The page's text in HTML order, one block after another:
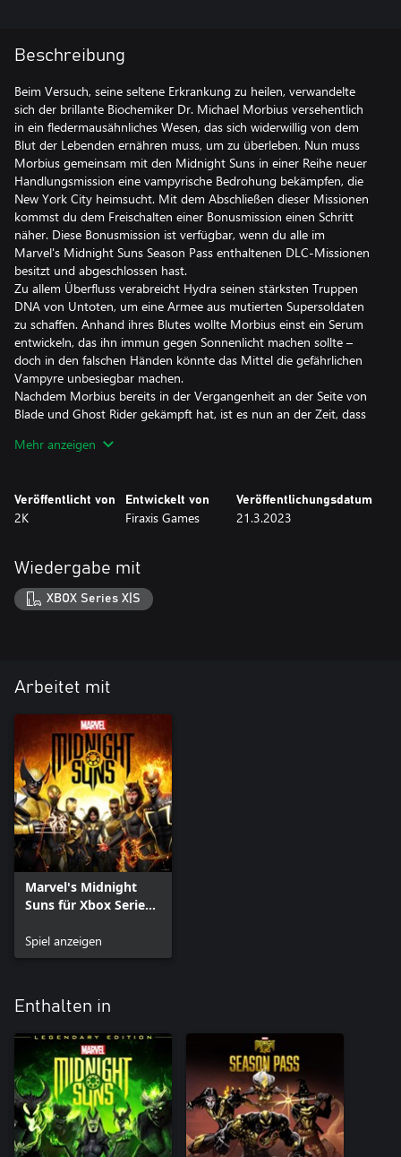
Beschreibung
Beim Versuch, seine seltene Erkrankung zu heilen, verwandelte
sich der brillante Biochemiker Dr. Michael Morbius versehentlich
in ein fledermausähnliches Wesen, das sich widerwillig von dem
Blut der Lebenden ernähren muss, um zu überleben. Nun muss
Morbius gemeinsam mit den Midnight Suns in einer Reihe neuer
Handlungsmission eine vampyrische Bedrohung bekämpfen, die
New York City heimsucht. Mit dem Abschließen dieser Missionen
kommst du dem Freischalten einer Bonusmission einen Schritt
näher. Diese Bonusmission ist verfügbar, wenn du alle im
Marvel's Midnight Suns Season Pass enthaltenen DLC-Missionen
besitzt und abgeschlossen hast.
Zu allem Überfluss verabreicht Hydra seinen stärksten Truppen
DNA von Untoten, um eine Armee aus mutierten Supersoldaten
zu schaffen. Anhand ihres Blutes wollte Morbius einst ein Serum
entwickeln, das ihn immun gegen Sonnenlicht machen sollte –
doch in den falschen Händen könnte das Mittel die gefährlichen
Vampyre unbesiegbar machen.
Nachdem Morbius bereits in der Vergangenheit an der Seite von
Blade und Ghost Rider gekämpft hat, ist es nun an der Zeit, dass
hilft, das untote Übel auszurotten.
Mehr anzeigen
Veröffentlicht von
2K
Entwickelt von
Firaxis Games
Veröffentlichungsdatum
21.3.2023
Wiedergabe mit
XBOX Series X|S
Arbeitet mit
Marvel's Midnight
Suns für Xbox Series
Spiel anzeigen
Enthalten in